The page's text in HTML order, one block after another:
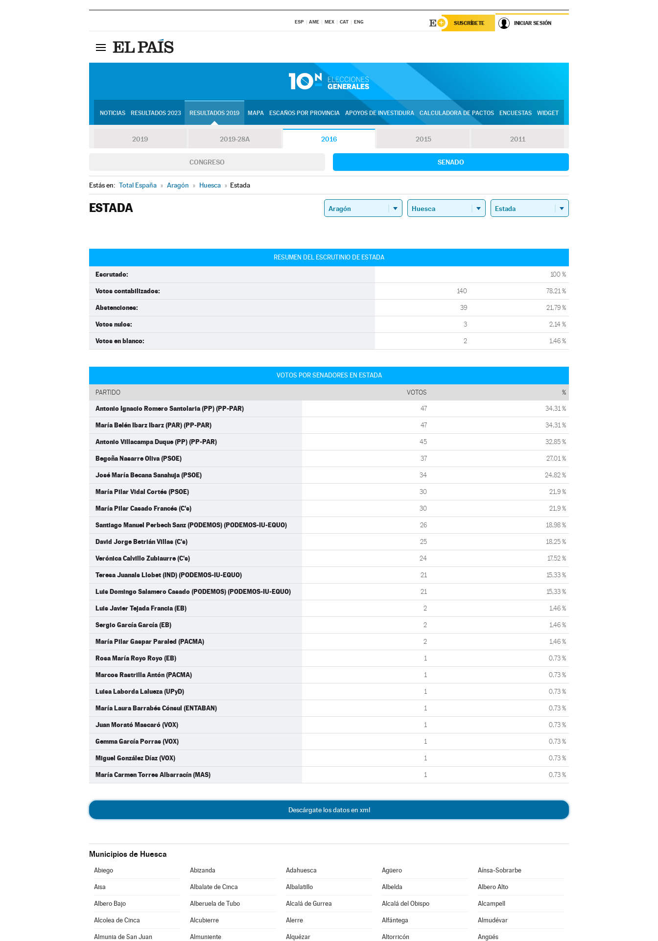
ESP AME MEX CAT ENG SUSCRÍBETE INICIAR SESIÓN
NOTICIAS RESULTADOS 2023 RESULTADOS 2019 MAPA ESCAÑOS POR PROVINCIA APOYOS DE INVESTIDURA CALCULADORA DE PACTOS ENCUESTAS WIDGET
2019 2019-28A 2016 2015 2011
CONGRESO SENADO
Estás en: Total España » Aragón » Huesca » Estada
ESTADA
RESUMEN DEL ESCRUTINIO DE ESTADA
Escrutado: 100 %
Votos contabilizados: 140 78,21 %
Abstenciones: 39 21,79 %
Votos nulos: 3 2,14 %
Votos en blanco: 2 1,46 %
VOTOS POR SENADORES EN ESTADA
PARTIDO VOTOS %
Antonio Ignacio Romero Santolaria (PP) (PP-PAR) 47 34,31 %
María Belén Ibarz Ibarz (PAR) (PP-PAR) 47 34,31 %
Antonio Villacampa Duque (PP) (PP-PAR) 45 32,85 %
Begoña Nasarre Oliva (PSOE) 37 27,01 %
José María Becana Sanahuja (PSOE) 34 24,82 %
María Pilar Vidal Cortés (PSOE) 30 21,9 %
María Pilar Casado Francés (C's) 30 21,9 %
Santiago Manuel Perbech Sanz (PODEMOS) (PODEMOS-IU-EQUO) 26 18,98 %
David Jorge Betrián Villas (C's) 25 18,25 %
Verónica Calvillo Zubiaurre (C's) 24 17,52 %
Teresa Juanals Llobet (IND) (PODEMOS-IU-EQUO) 21 15,33 %
Luis Domingo Salamero Casado (PODEMOS) (PODEMOS-IU-EQUO) 21 15,33 %
Luis Javier Tejada Francia (EB) 2 1,46 %
Sergio García García (EB) 2 1,46 %
María Pilar Gaspar Paraled (PACMA) 2 1,46 %
Rosa María Royo Royo (EB) 1 0,73 %
Marcos Rastrilla Antón (PACMA) 1 0,73 %
Luisa Laborda Lalueza (UPyD) 1 0,73 %
María Laura Barrabés Cónsul (ENTABAN) 1 0,73 %
Juan Morató Mascaró (VOX) 1 0,73 %
Gemma García Porras (VOX) 1 0,73 %
Miguel González Díaz (VOX) 1 0,73 %
María Carmen Torres Albarracín (MAS) 1 0,73 %
Descárgate los datos en xml
Municipios de Huesca
Abiego Abizanda Adahuesca Agüero Aínsa-Sobrarbe
Aisa Albalate de Cinca Albalatillo Albelda Albero Alto
Albero Bajo Alberuela de Tubo Alcalá de Gurrea Alcalá del Obispo Alcampell
Alcolea de Cinca Alcubierre Alerre Alfántega Almudévar
Almunia de San Juan Almuniente Alquézar Altorricón Angüés